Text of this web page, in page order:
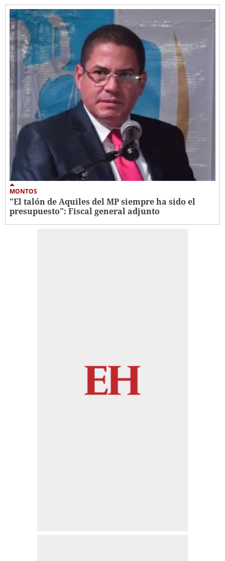
MONTOS
"El talón de Aquiles del MP siempre ha sido el
presupuesto": Fiscal general adjunto